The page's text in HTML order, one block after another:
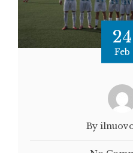
24
Feb
By